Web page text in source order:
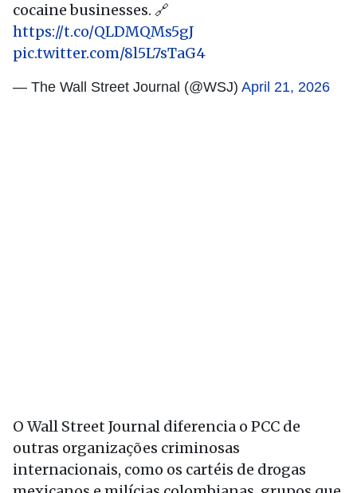
cocaine businesses. 🔗
https://t.co/QLDMQMs5gJ
pic.twitter.com/8l5L7sTaG4
— The Wall Street Journal (@WSJ) April 21, 2026
O Wall Street Journal diferencia o PCC de
outras organizações criminosas
internacionais, como os cartéis de drogas